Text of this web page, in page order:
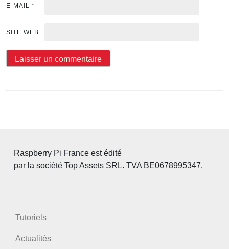
E-MAIL *
SITE WEB
Raspberry Pi France est édité
par la société Top Assets SRL. TVA BE0678995347.
Tutoriels
Actualités